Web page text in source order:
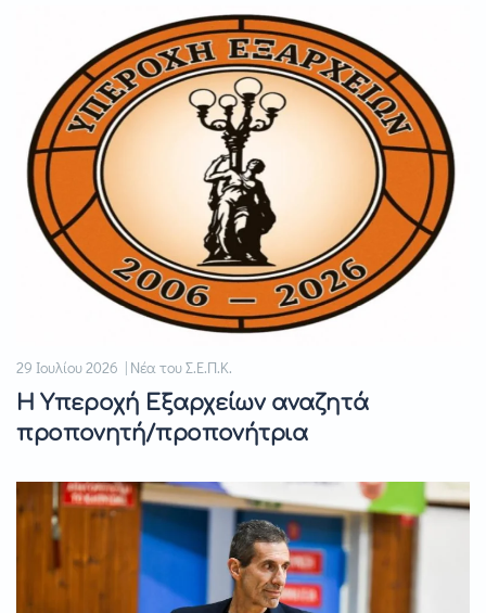
29 Ιουλίου 2026 | Νέα του Σ.Ε.Π.Κ.
Η Υπεροχή Εξαρχείων αναζητά
προπονητή/προπονήτρια